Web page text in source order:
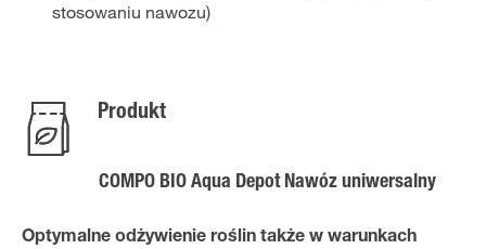
stosowaniu nawozu)
Produkt
COMPO BIO Aqua Depot Nawóz uniwersalny
Optymalne odżywienie roślin także w warunkach